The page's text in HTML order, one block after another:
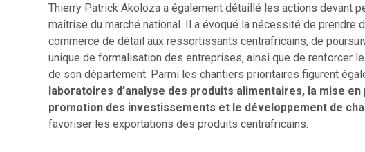
Thierry Patrick Akoloza a également détaillé les actions devant
maîtrise du marché national. Il a évoqué la nécessité de prendre
commerce de détail aux ressortissants centrafricains, de
unique de formalisation des entreprises, ainsi que de renforcer
de son département. Parmi les chantiers prioritaires figurent
laboratoires d’analyse des produits alimentaires, la mise en
promotion des investissements et le développement de
favoriser les exportations des produits centrafricains.